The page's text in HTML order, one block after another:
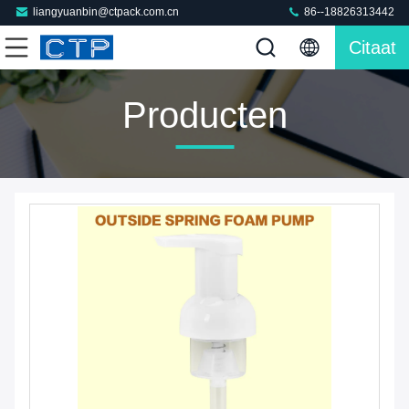
liangyuanbin@ctpack.com.cn 86--18826313442
Citaat
Producten